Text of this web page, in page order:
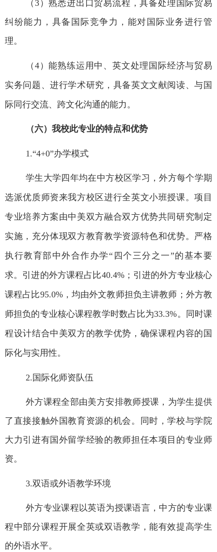
（3）熟悉进出口贸易流程，具备处理国际贸易
纠纷能力，具备国际竞争力，能对国际业务进行管
理。
（4）能熟练运用中、英文处理国际经济与贸易
实务问题、进行学术研究，具备英文文献阅读、与国
际同行交流、跨文化沟通的能力。
（六）我校此专业的特点和优势
1.“4+0”办学模式
学生大学四年均在中方校区学习，外方每个学期
选派优质师资来我方校区进行全英文小班授课。项目
专业培养方案由中美双方融合双方优势共同研究制定
实施，充分体现双方教育教学资源特色和优势。严格
执行教育部中外合作办学 “ 四个三分之一”的基本要
求。引进的外方课程占比40.4%；引进的外方专业核心
课程占比95.0%，均由外文教师担负主讲教师；外方教
师担负的专业核心课程教学时数占比为33.3%。同时课
程设计结合中美双方的教学优势，确保课程内容的国
际化与实用性。
2.国际化师资队伍
外方课程全部由美方安排教师授课，为学生提供
了直接接触外国教育资源的机会。同时，学校与学院
大力引进有国外留学经验的教师担任本项目的专业师
资。
3.双语或外语教学环境
外方专业课程以英语为授课语言，中方的专业课
程中部分课程开展全英或双语教学，能有效提高学生
的外语水平。